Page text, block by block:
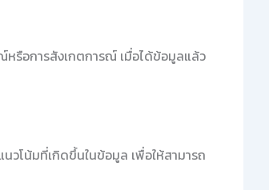
รือการสังเกตการณ์ เมื่อได้ข้อมูลแล้ว
นวโน้มที่เกิดขึ้นในข้อมูล เพื่อให้สามารถ